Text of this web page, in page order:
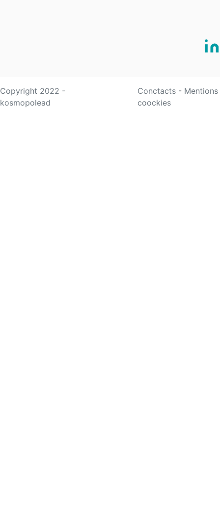
Copyright 2022 -
kosmopolead
Conctacts -
coockies